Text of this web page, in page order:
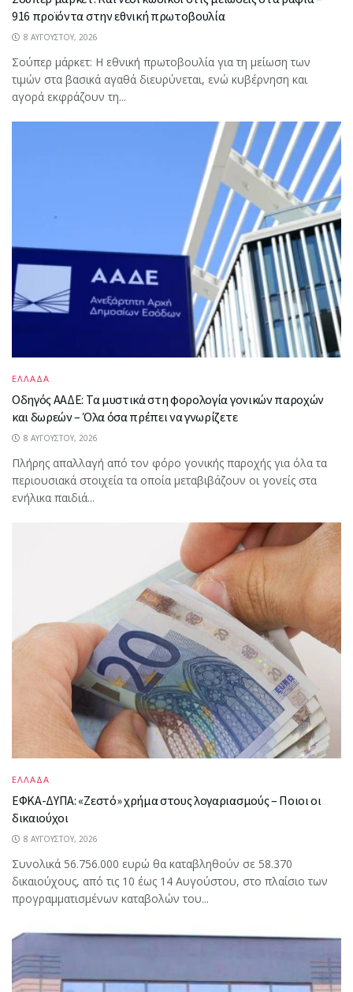
916 προϊόντα στην εθνική πρωτοβουλία
8 ΑΥΓΟΎΣΤΟΥ, 2026
Σούπερ μάρκετ: Η εθνική πρωτοβουλία για τη μείωση των
τιμών στα βασικά αγαθά διευρύνεται, ενώ κυβέρνηση και
αγορά εκφράζουν τη...
ΕΛΛΑΔΑ
Οδηγός ΑΑΔΕ: Τα μυστικά στη φορολογία γονικών παροχών
και δωρεών – Όλα όσα πρέπει να γνωρίζετε
8 ΑΥΓΟΎΣΤΟΥ, 2026
Πλήρης απαλλαγή από τον φόρο γονικής παροχής για όλα τα
περιουσιακά στοιχεία τα οποία μεταβιβάζουν οι γονείς στα
ενήλικα παιδιά...
ΕΛΛΑΔΑ
ΕΦΚΑ-ΔΥΠΑ: «Ζεστό» χρήμα στους λογαριασμούς – Ποιοι οι
δικαιούχοι
8 ΑΥΓΟΎΣΤΟΥ, 2026
Συνολικά 56.756.000 ευρώ θα καταβληθούν σε 58.370
δικαιούχους, από τις 10 έως 14 Αυγούστου, στο πλαίσιο των
προγραμματισμένων καταβολών του...